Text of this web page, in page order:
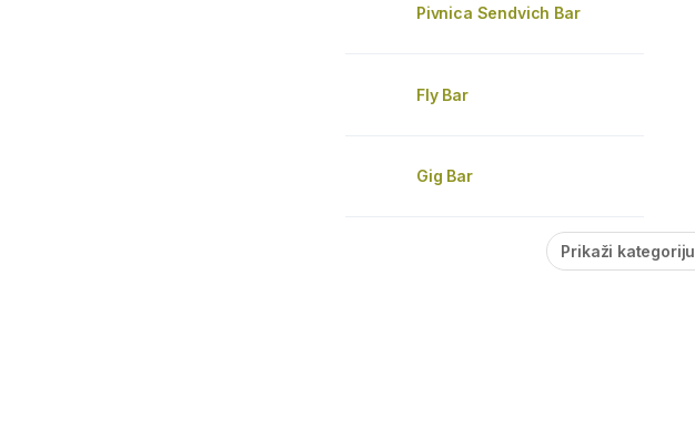
Pivnica Sendvich Bar
Fly Bar
Gig Bar
Prikaži kategoriju